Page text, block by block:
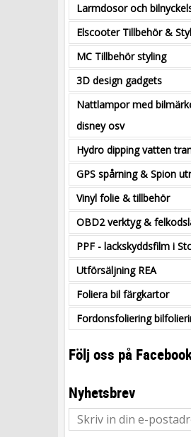
Larmdosor och
Elscooter Tillbehör &
MC Tillbehör styling
3D design gadgets
Nattlampor med
disney osv
Hydro dipping vatten
GPS spårning & Spion
Vinyl folie & tillbehör
OBD2 verktyg &
PPF - lackskyddsfilm i
Utförsäljning REA
Foliera bil färgkartor
Fordonsfoliering
Följ oss på
Nyhetsbrev